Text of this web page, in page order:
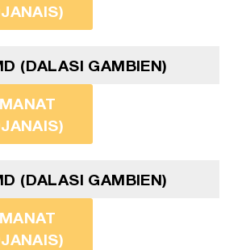
(DALASI GAMBIEN)
(DALASI GAMBIEN)